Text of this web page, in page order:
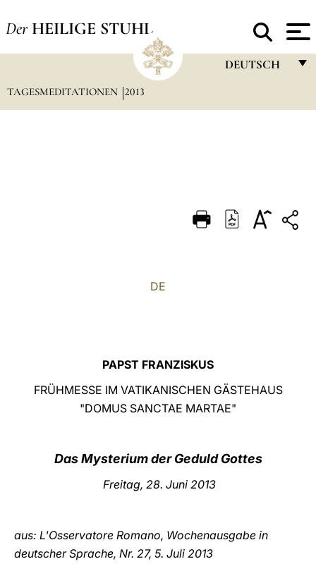
Der HEILIGE STUHL
DEUTSCH
DEUTSCH
TAGESMEDITATIONEN 2013
DE
PAPST FRANZISKUS
FRÜHMESSE IM VATIKANISCHEN GÄSTEHAUS
"DOMUS SANCTAE MARTAE"
Das Mysterium der Geduld Gottes
Freitag, 28. Juni 2013
aus: L'Osservatore Romano, Wochenausgabe in
deutscher Sprache, Nr. 27, 5. Juli 2013